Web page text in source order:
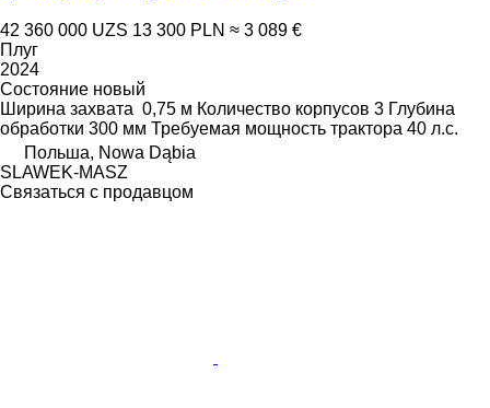
42 360 000 UZS 13 300 PLN ≈ 3 089 €
Плуг
2024
Состояние новый
Ширина захвата 0,75 м Количество корпусов 3 Глубина
обработки 300 мм Требуемая мощность трактора 40 л.с.
Польша, Nowa Dąbia
SLAWEK-MASZ
Связаться с продавцом